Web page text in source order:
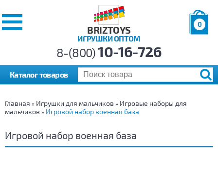
BRIZTOYS
ИГРУШКИ ОПТОМ
0
р.
8-(800)10-16-726
Каталог товаров
Главная » Игрушки для мальчиков » Игровые наборы для
мальчиков » Игровой набор военная база
Игровой набор военная база